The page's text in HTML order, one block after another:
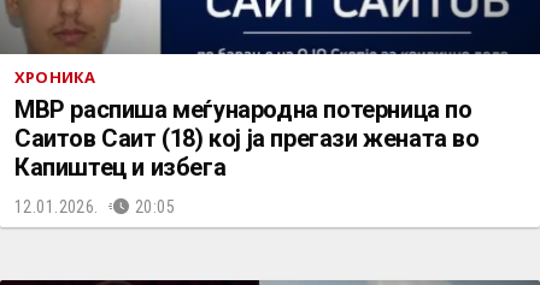
ХРОНИКА
МВР распиша меѓународна потерница по
Саитов Саит (18) кој ја прегази жената во
Капиштец и избега
12.01.2026. 20:05